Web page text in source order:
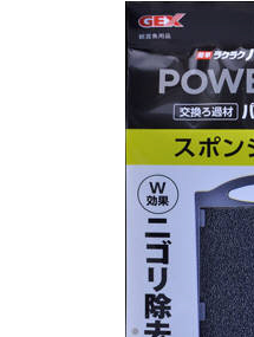
日用品（デイリー）
トリマーグッズ
お問い合わせ